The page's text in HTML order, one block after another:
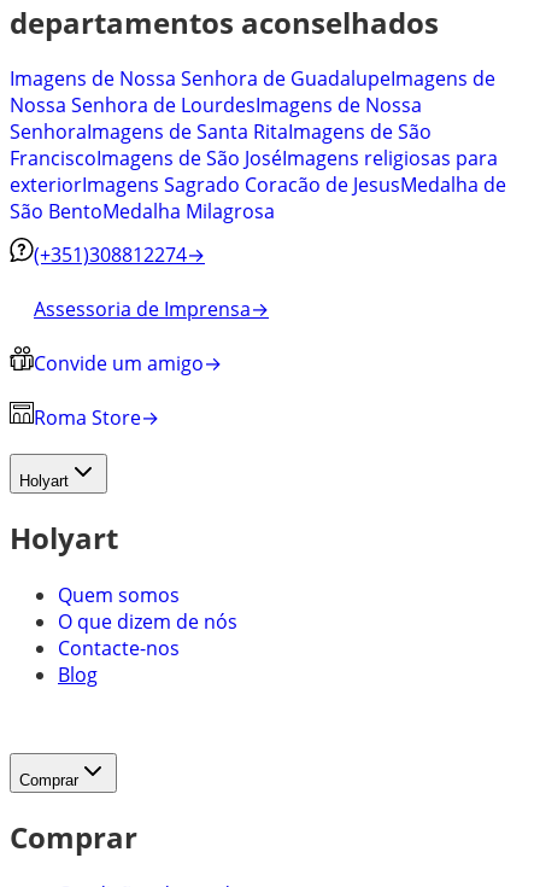
departamentos aconselhados
Imagens de Nossa Senhora de GuadalupeImagens de
Nossa Senhora de LourdesImagens de Nossa
SenhoraImagens de Santa RitaImagens de São
FranciscoImagens de São JoséImagens religiosas para
exteriorImagens Sagrado Coracão de JesusMedalha de
São BentoMedalha Milagrosa
(+351)308812274→
Assessoria de Imprensa→
Convide um amigo→
Roma Store→
Holyart
Holyart
Quem somos
O que dizem de nós
Contacte-nos
Blog
Comprar
Comprar